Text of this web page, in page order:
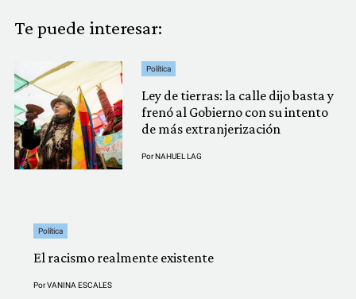
Te puede interesar:
Política
Ley de tierras: la calle dijo basta y
frenó al Gobierno con su intento
de más extranjerización
PorNAHUEL LAG
Política
El racismo realmente existente
PorVANINA ESCALES